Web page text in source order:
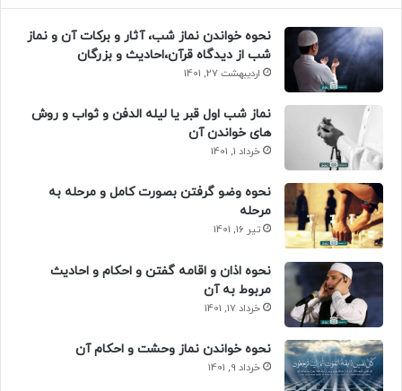
نحوه خواندن نماز شب، آثار و برکات آن و نماز
شب از دیدگاه قرآن،احادیث و بزرگان
اردیبهشت 27, 1401
نماز شب اول قبر یا لیله الدفن و ثواب و روش
های خواندن آن
خرداد 1, 1401
نحوه وضو گرفتن بصورت کامل و مرحله به
مرحله
تیر 16, 1401
نحوه اذان و اقامه گفتن و احکام و احادیث
مربوط به آن
خرداد 17, 1401
نحوه خواندن نماز وحشت و احکام آن
خرداد 9, 1401